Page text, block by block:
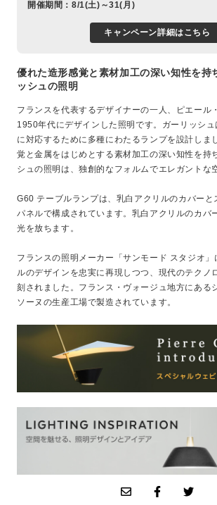
開催期間：8/1(土)～31(月)
キャンペーン詳細はこちら
優れた造形感覚と素材加工の深い知性を持
ッシュの照明
フランスを代表するデザイナーの一人、ピエール
1950年代にデザインした照明です。ガーリッシ
に対応するために多種にわたるランプを設計しま
覚と金属をはじめとする素材加工の深い知性を持
シュの照明は、独創的なフォルムでエレガントな
G60 テーブルランプは、乳白アクリルのカバーと
パネルで構成されています。乳白アクリルのカバ
光を放ちます。
フランスの照明メーカー「サンモード スタジオ」
ルのデザインを忠実に再現しつつ、現代のテクノ
刻されました。フランス・ヴォージュ地方にある
ソーヌの生産工場で製造されています。